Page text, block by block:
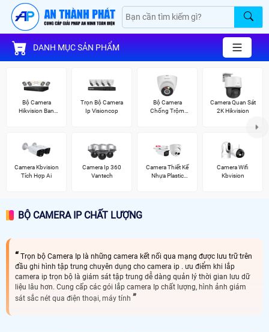
DANH MỤC SẢN PHẨM
Bộ Camera
Hikvision Ban
Trọn Bộ Camera
Ip Visioncop
Bộ Camera
Chống Trộm
Camera Quan Sát
2K Hikvision
Camera Kbvision
Tích Hợp Ai
Camera Ip 360
Vantech
Camera Thiết Kế
Nhựa Plastic
Camera Wifi
Kbvision
BỘ CAMERA IP CHẤT LƯỢNG
Trọn bộ Camera Ip là những camera kết nối qua mạng được lưu trữ trên
đầu ghi hình tập trung chuyên dụng cho camera ip . ưu điểm khi lắp
camera ip trọn bộ là giám sát tập trung dễ dàng quản lý thời gian lưu dữ
liệu lâu hơn. Cung cấp các gói lắp camera Ip chất lượng, hình ảnh giám
sát sắc nét qua điện thoại, máy tính